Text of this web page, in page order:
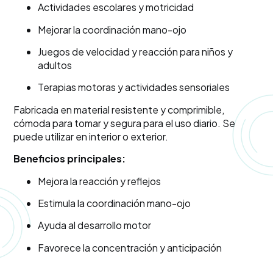
Actividades escolares y motricidad
Mejorar la coordinación mano-ojo
Juegos de velocidad y reacción para niños y
adultos
Terapias motoras y actividades sensoriales
Fabricada en material resistente y comprimible,
cómoda para tomar y segura para el uso diario. Se
puede utilizar en interior o exterior.
Beneficios principales:
Mejora la reacción y reflejos
Estimula la coordinación mano-ojo
Ayuda al desarrollo motor
Favorece la concentración y anticipación